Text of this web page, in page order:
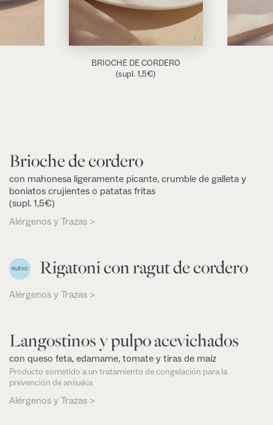
BRIOCHE DE CORDERO
(supl. 1,5€)
Brioche de cordero
con mahonesa ligeramente picante, crumble de galleta y
boniatos crujientes o patatas fritas
(supl. 1,5€)
Alérgenos y Trazas >
NUEVO Rigatoni con ragut de cordero
Alérgenos y Trazas >
Langostinos y pulpo acevichados
con queso feta, edamame, tomate y tiras de maíz
Producto sometido a un tratamiento de congelación para la
prevención de anisakis
Alérgenos y Trazas >